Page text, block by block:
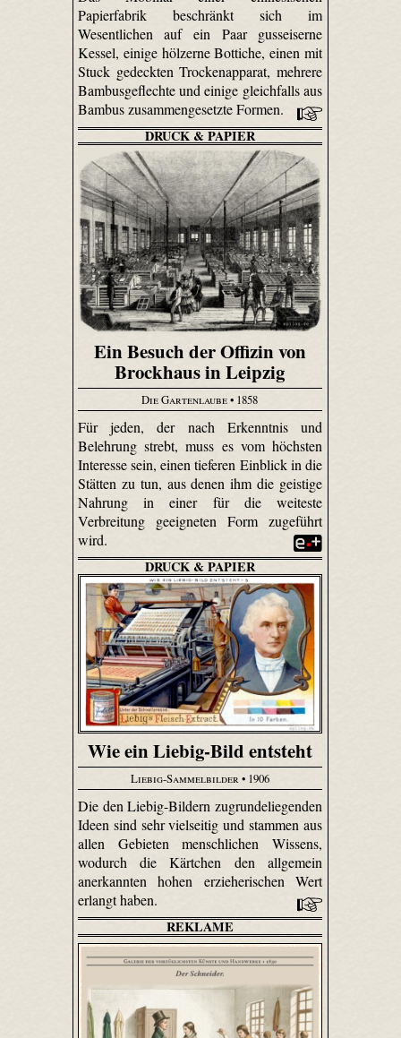
Papierfabrik beschränkt sich im
Wesentlichen auf ein Paar gusseiserne
Kessel, einige hölzerne Bottiche, einen mit
Stuck gedeckten Trockenapparat, mehrere
Bambus­geflechte und einige gleichfalls aus
Bambus zusammengesetzte Formen.
DRUCK & PAPIER
Ein Besuch der Offizin von
Brockhaus in Leipzig
Die Gartenlaube• 1858
Für jeden, der nach Erkenntnis und
Belehrung strebt, muss es vom höchsten
Interesse sein, einen tieferen Einblick in die
Stätten zu tun, aus denen ihm die geistige
Nahrung in einer für die weiteste
Verbreitung geeigneten Form zugeführt
wird.
DRUCK & PAPIER
Wie ein Liebig-Bild entsteht
Liebig-Sammelbilder• 1906
Die den Liebig-Bildern zugrundeliegenden
Ideen sind sehr vielseitig und stammen aus
allen Gebieten menschlichen Wissens,
wodurch die Kärtchen den allgemein
anerkannten hohen erzieherischen Wert
erlangt haben.
REKLAME